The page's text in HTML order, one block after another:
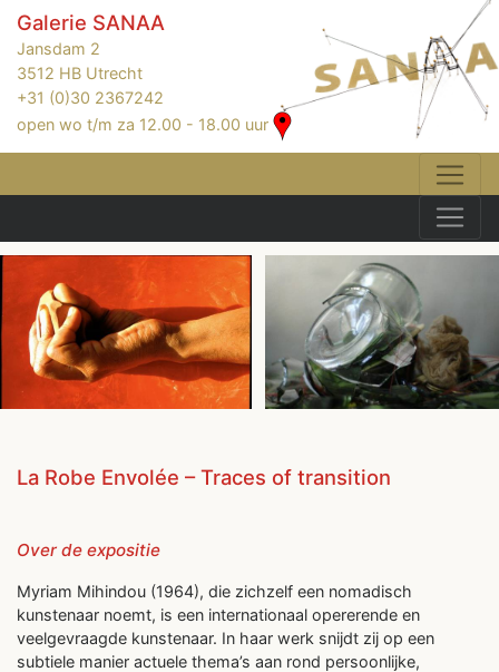
Galerie SANAA
Jansdam 2
3512 HB Utrecht
+31 (0)30 2367242
open wo t/m za 12.00 - 18.00 uur
La Robe Envolée – Traces of transition
Over de expositie
Myriam Mihindou (1964), die zichzelf een nomadisch
kunstenaar noemt, is een internationaal opererende en
veelgevraagde kunstenaar. In haar werk snijdt zij op een
subtiele manier actuele thema’s aan rond persoonlijke,